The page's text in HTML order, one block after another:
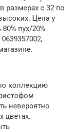
размерах с 32 по
Цена у
пух/20%
коллекцию
невероятно
цветах.